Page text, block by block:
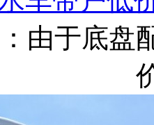
由于底盘